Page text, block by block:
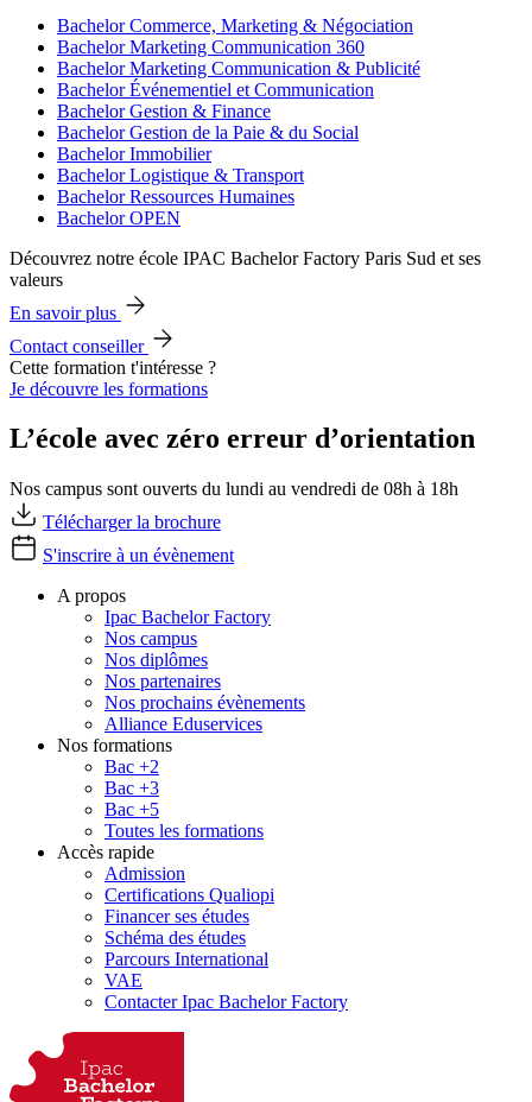
Bachelor Commerce, Marketing & Négociation
Bachelor Marketing Communication 360
Bachelor Marketing Communication & Publicité
Bachelor Événementiel et Communication
Bachelor Gestion & Finance
Bachelor Gestion de la Paie & du Social
Bachelor Immobilier
Bachelor Logistique & Transport
Bachelor Ressources Humaines
Bachelor OPEN
Découvrez notre école IPAC Bachelor Factory Paris Sud et ses
valeurs
En savoir plus
Contact conseiller
Cette formation t'intéresse ?
Je découvre les formations
L’école avec zéro erreur d’orientation
Nos campus sont ouverts du lundi au vendredi de 08h à 18h
Télécharger la brochure
S'inscrire à un évènement
A propos
Ipac Bachelor Factory
Nos campus
Nos diplômes
Nos partenaires
Nos prochains évènements
Alliance Eduservices
Nos formations
Bac +2
Bac +3
Bac +5
Toutes les formations
Accès rapide
Admission
Certifications Qualiopi
Financer ses études
Schéma des études
Parcours International
VAE
Contacter Ipac Bachelor Factory